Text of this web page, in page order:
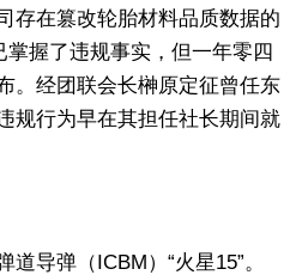
存在篡改轮胎材料品质数据的
握了违规事实，但一年零四
。经团联会长榊原定征曾任东
规行为早在其担任社长期间就
导弹（ICBM）“火星15”。